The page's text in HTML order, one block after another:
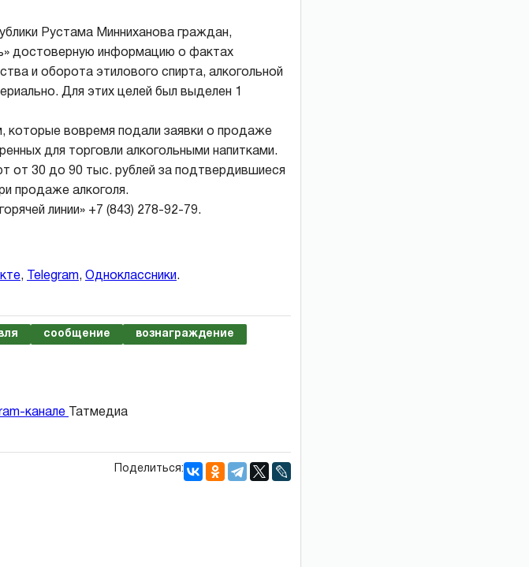
Рустама Минниханова граждан,
достоверную информацию о фактах
и оборота этилового спирта, алкогольной
Для этих целей был выделен 1
вовремя подали заявки о продаже
для торговли алкогольными напитками.
от 30 до 90 тыс. рублей за подтвердившиеся
продаже алкоголя.
линии» +7 (843) 278-92-79.
, Telegram, Одноклассники.
сообщение
вознаграждение
канале Татмедиа
Поделиться: